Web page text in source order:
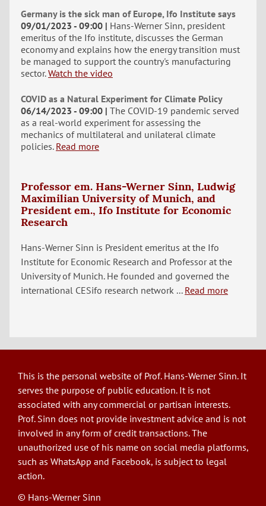
Germany is the sick man of Europe, Ifo Institute says
09/01/2023 - 09:00
Hans-Werner Sinn, president
emeritus of the Ifo institute, discusses the German
economy and explains how the energy transition must
be managed to support the country's manufacturing
sector. Watch the video
COVID as a Natural Experiment for Climate Policy
06/14/2023 - 09:00 The COVID-19 pandemic served
as a real-world experiment for assessing the
mechanics of multilateral and unilateral climate
policies. Read more
Professor em. Hans-Werner Sinn, Ludwig
Maximilian University of Munich, and
President em., Ifo Institute for Economic
Research
Hans-Werner Sinn is President emeritus at the Ifo
Institute for Economic Research and Professor at the
University of Munich. He founded and governed the
international CESifo research network ... Read more
This is the personal website of Prof. Hans-Werner Sinn. It
serves the purpose of public education. It is not
associated with any commercial or partisan interests.
Prof. Sinn does not provide investment advice and is not
involved in any form of credit transactions. The
unauthorized use of his name on social media platforms,
such as WhatsApp and Facebook, is subject to legal
action.
© Hans-Werner Sinn